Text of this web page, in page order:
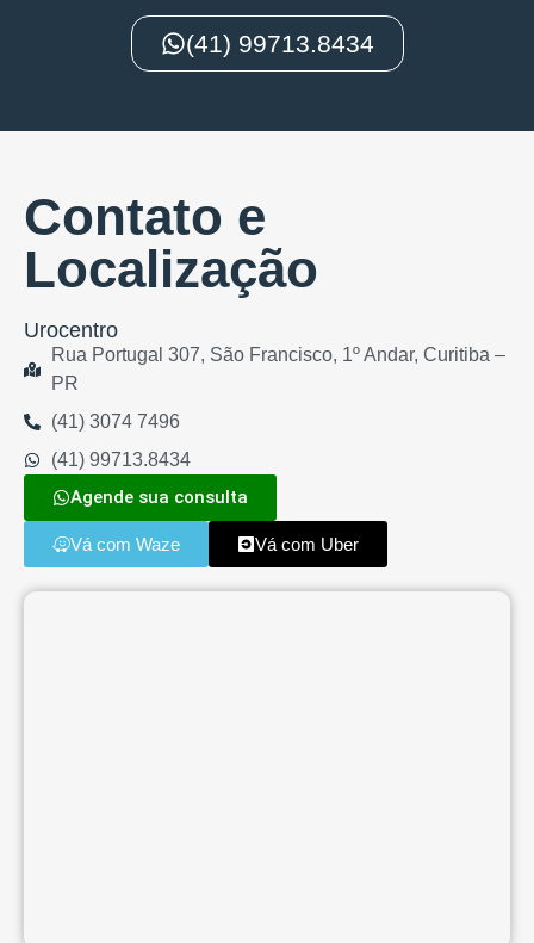
(41) 99713.8434
Contato e
Localização
Urocentro
Rua Portugal 307, São Francisco, 1º Andar, Curitiba –
PR
(41) 3074 7496
(41) 99713.8434
Agende sua consulta
Vá com Waze Vá com Uber